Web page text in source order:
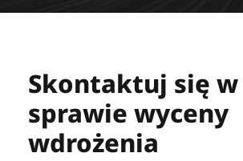
Skontaktuj się w
sprawie wyceny
wdrożenia